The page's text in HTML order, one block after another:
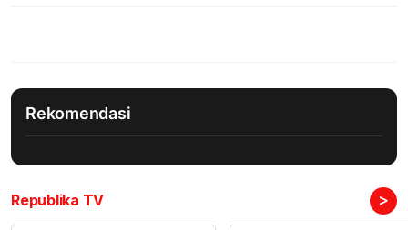
Rekomendasi
Republika TV >